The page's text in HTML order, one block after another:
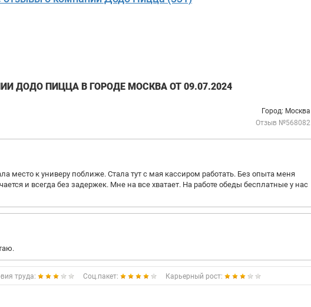
ДОДО ПИЦЦА В ГОРОДЕ МОСКВА ОТ 09.07.2024
Город: Москва
Отзыв №568082
место к универу поближе. Стала тут с мая кассиром работать. Без опыта меня
и всегда без задержек. Мне на все хватает. На работе обеды бесплатные у нас
труда: Соц.пакет: Карьерный рост: